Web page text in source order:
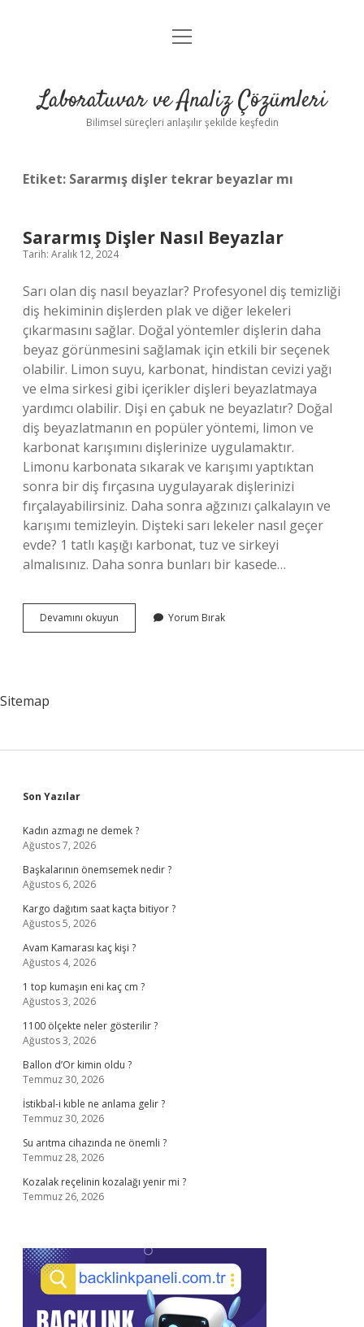
Anasayfa
Yasal Uyarı
menüyü
Laboratuvar ve Analiz Çözümleri
Bilimsel süreçleri anlaşılır şekilde keşfedin
Etiket: Sararmış dişler tekrar beyazlar mı
Sararmış Dişler Nasıl Beyazlar
Tarih: Aralık 12, 2024
Sarı olan diş nasıl beyazlar? Profesyonel diş temizliği
diş hekiminin dişlerden plak ve diğer lekeleri
çıkarmasını sağlar. Doğal yöntemler dişlerin daha
beyaz görünmesini sağlamak için etkili bir seçenek
olabilir. Limon suyu, karbonat, hindistan cevizi yağı
ve elma sirkesi gibi içerikler dişleri beyazlatmaya
yardımcı olabilir. Dişi en çabuk ne beyazlatır? Doğal
diş beyazlatmanın en popüler yöntemi, limon ve
karbonat karışımını dişlerinize uygulamaktır.
Limonu karbonata sıkarak ve karışımı yaptıktan
sonra bir diş fırçasına uygulayarak dişlerinizi
fırçalayabilirsiniz. Daha sonra ağzınızı çalkalayın ve
karışımı temizleyin. Dişteki sarı lekeler nasıl geçer
evde? 1 tatlı kaşığı karbonat, tuz ve sirkeyi
almalısınız. Daha sonra bunları bir kasede…
Devamını okuyun Sararmış
Dişler
Yorum Bırak
Sitemap
Sidebar
Son Yazılar
Kadın azmagı ne demek ?
Ağustos 7, 2026
Başkalarının önemsemek nedir ?
Ağustos 6, 2026
Kargo dağıtım saat kaçta bitiyor ?
Ağustos 5, 2026
Avam Kamarası kaç kişi ?
Ağustos 4, 2026
1 top kumaşın eni kaç cm ?
Ağustos 3, 2026
1100 ölçekte neler gösterilir ?
Ağustos 3, 2026
Ballon d’Or kimin oldu ?
Temmuz 30, 2026
İstikbal-i kıble ne anlama gelir ?
Temmuz 30, 2026
Su arıtma cihazında ne önemli ?
Temmuz 28, 2026
Kozalak reçelinin kozalağı yenir mi ?
Temmuz 26, 2026